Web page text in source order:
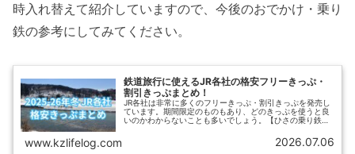
時入れ替えて紹介していますので、今後のおでかけ・乗り
鉄の参考にしてみてください。
鉄道旅行に使えるJR各社の格安フリーきっぷ・
割引きっぷまとめ！
JR各社は非常に多くのフリーきっぷ・割引きっぷを発売し
ています。期間限定のものもあり、どのきっぷを使うと良
いのかわからないことも多いでしょう。【ひさの乗り鉄ブ
っぷ（フリーきっぷ・割引きっぷ）をまとめて紹介しま
www.kzlifelog.com 2026.07.06